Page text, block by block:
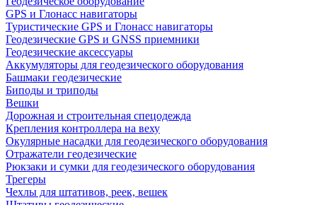
GPS и Глонасс навигаторы
Туристические GPS и Глонасс навигаторы
Геодезические GPS и GNSS приемники
Геодезические аксессуары
Аккумуляторы для геодезического оборудования
Башмаки геодезические
Биподы и триподы
Вешки
Дорожная и строительная спецодежда
Крепления контроллера на веху
Окулярные насадки для геодезического оборудования
Отражатели геодезические
Рюкзаки и сумки для геодезического оборудования
Трегеры
Чехлы для штативов, реек, вешек